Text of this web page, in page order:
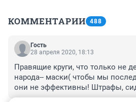
КОММЕНТАРИИ 488
Гость
28 апреля 2020, 18:13
Правящие круги, что только не
народа-- маски( чтобы мы
они не эффективны! Штрафы,
свежего воздуха (иммунная